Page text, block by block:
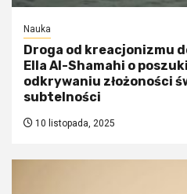
Nauka
Droga od kreacjonizmu
Ella Al-Shamahi o
odkrywaniu złożoności
subtelności
10 listopada, 2025